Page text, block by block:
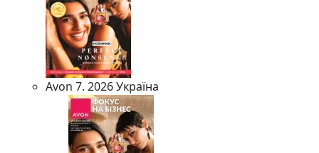
Avon 7. 2026 Україна